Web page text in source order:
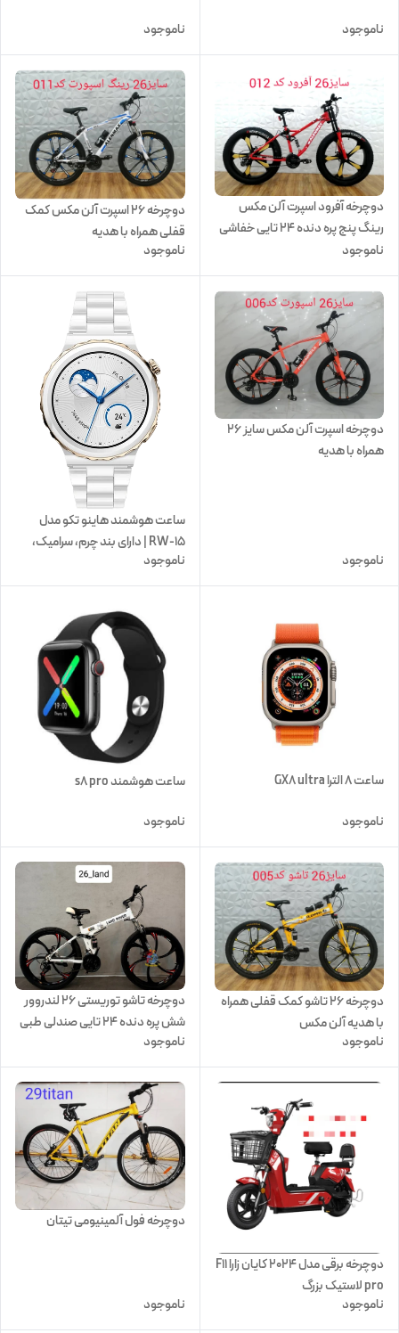
ناموجود ناموجود
دوچرخه آفرود اسپرت آلن مکس
رینگ پنج پره دنده 24 تایی خفاشی
سایز 26 همراه با هدیه
ناموجود
دوچرخه ۲۶ اسپرت آلن مکس کمک
قفلی همراه با هدیه
ناموجود
دوچرخه اسپرت آلن مکس سایز ۲۶
همراه با هدیه
ناموجود
ساعت هوشمند هاینو تکو مدل
RW-15 | دارای بند چرم، سرامیک،
سیلیکونی
ناموجود
ساعت ۸ الترا GX8 ultra
ناموجود
ساعت هوشمند s8 pro
ناموجود
دوچرخه ۲۶ تاشو کمک قفلی همراه
با هدیه آلن مکس
ناموجود
دوچرخه تاشو توریستی ۲۶ لندروور
شش پره دنده ۲۴ تایی صندلی طبی
فنری
ناموجود
دوچرخه برقی مدل 2024 کایان زارا F11
pro لاستیک بزرگ
ناموجود
دوچرخه فول آلمینیومی تیتان
ناموجود